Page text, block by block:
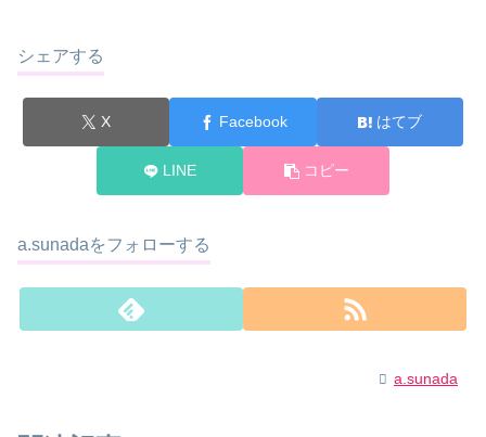
シェアする
X Facebook はてブ
LINE コピー
a.sunadaをフォローする
a.sunada